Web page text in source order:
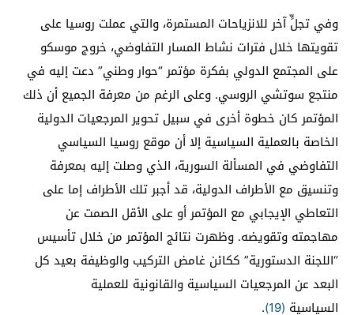
وفي تجلٍّ آخر للانزياحات المستمرة، والتي عملت روسيا على
تقويتها خلال فترات نشاط المسار التفاوضي، خروج موسكو
على المجتمع الدولي بفكرة مؤتمر “حوار وطني” دعت إليه في
منتجع سوتشي الروسي. وعلى الرغم من معرفة الجميع أن ذلك
المؤتمر كان خطوة أخرى في سبيل تحوير المرجعيات الدولية
الخاصة بالعملية السياسية إلا أن موقع روسيا السياسي
التفاوضي في المسألة السورية، الذي وصلت إليه بمعرفة
وتنسيق مع الأطراف الدولية، قد أجبر تلك الأطراف إما على
التعاطي الإيجابي مع المؤتمر أو على الأقل الصمت عن
مهاجمته وتقويضه. وظهرت نتائج المؤتمر من خلال تأسيس
“اللجنة الدستورية” ككائن غامض التركيب والوظيفة بعيد كل
البعد عن المرجعيات السياسية والقانونية للعملية
السياسية (19)
.